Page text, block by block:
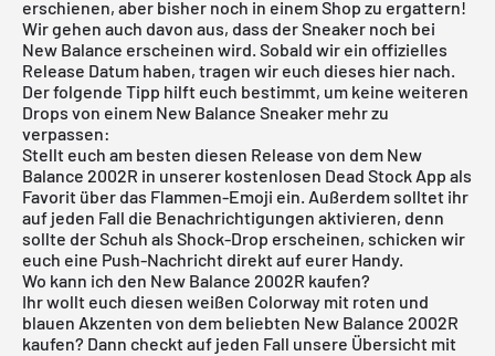
erschienen, aber bisher noch in einem Shop zu ergattern!
Wir gehen auch davon aus, dass der Sneaker noch bei
New Balance erscheinen wird. Sobald wir ein offizielles
Release Datum haben, tragen wir euch dieses hier nach.
Der folgende Tipp hilft euch bestimmt, um keine weiteren
Drops von einem New Balance Sneaker mehr zu
verpassen:
Stellt euch am besten diesen Release von dem New
Balance 2002R in unserer kostenlosen Dead Stock App als
Favorit über das Flammen-Emoji ein. Außerdem solltet ihr
auf jeden Fall die Benachrichtigungen aktivieren, denn
sollte der Schuh als Shock-Drop erscheinen, schicken wir
euch eine Push-Nachricht direkt auf eurer Handy.
Wo kann ich den New Balance 2002R kaufen?
Ihr wollt euch diesen weißen Colorway mit roten und
blauen Akzenten von dem beliebten New Balance 2002R
kaufen? Dann checkt auf jeden Fall unsere Übersicht mit